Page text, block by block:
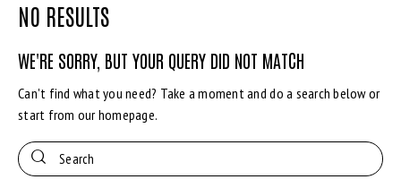
NO RESULTS
WE'RE SORRY, BUT YOUR QUERY DID NOT MATCH
Can't find what you need? Take a moment and do a search below or
start from our homepage.